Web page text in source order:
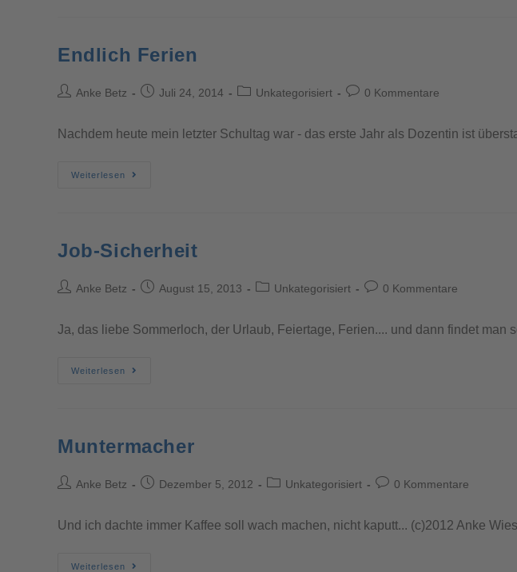
Endlich Ferien
Anke Betz Juli 24, 2014 Unkategorisiert 0 Kommentare
Nachdem heute mein letzter Schultag war - das erste Jahr als Dozentin ist
Weiterlesen
Job-Sicherheit
Anke Betz August 15, 2013 Unkategorisiert 0 Kommentare
Ja, das liebe Sommerloch, der Urlaub, Feiertage, Ferien.... und dann findet man
Weiterlesen
Muntermacher
Anke Betz Dezember 5, 2012 Unkategorisiert 0 Kommentare
Und ich dachte immer Kaffee soll wach machen, nicht kaputt... (c)2012 Anke
Weiterlesen